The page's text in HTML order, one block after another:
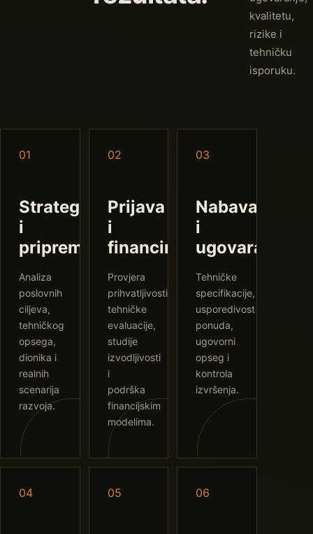
kvalitetu,
rizike i
tehničku
isporuku.
01
Strategija
i
priprema
Analiza
poslovnih
ciljeva,
tehničkog
opsega,
dionika i
realnih
scenarija
razvoja.
02
Prijava
i
financiranje
Provjera
prihvatljivosti,
tehničke
evaluacije,
studije
izvodljivosti
i
podrška
financijskim
modelima.
03
Nabava
i
ugovaranje
Tehničke
specifikacije,
usporedivost
ponuda,
ugovorni
opseg i
kontrola
izvršenja.
04 05 06